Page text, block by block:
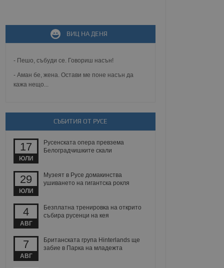
ВИЦ НА ДЕНЯ
- Пешо, събуди се. Говориш насън!
- Аман бе, жена. Остави ме поне насън да
кажа нещо...
СЪБИТИЯ ОТ РУСЕ
17
ЮЛИ
Русенската опера превзема
Белоградчишките скали
29
ЮЛИ
Музеят в Русе домакинства
ушиването на гигантска рокля
4
АВГ
Безплатна тренировка на открито
събира русенци на кея
7
АВГ
Британската група Hinterlands ще
забие в Парка на младежта
зададена от уеб
неразрешеното
известно като
Той не съдържа
при затваряне
на съгласието на
че техните
за да се правят
уебсайт.
на
бисквитките,
съответствие и
и
предоставя
използва
потребител може